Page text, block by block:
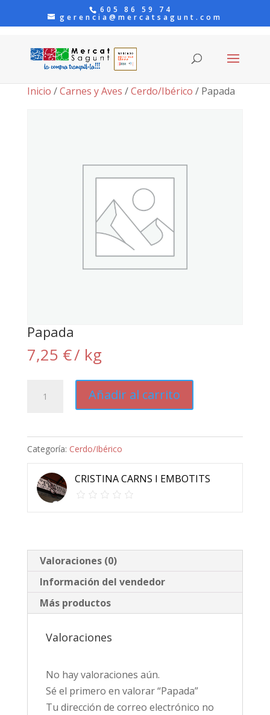
605 86 59 74
gerencia@mercatsagunt.com
Inicio /Carnes y Aves /Cerdo/Ibérico / Papada
Papada
7,25 €/ kg
cantidad
Añadir al carrito
Categoría: Cerdo/Ibérico
CRISTINA CARNS I EMBOTITS
Valoraciones (0)
Información del vendedor
Más productos
Valoraciones
No hay valoraciones aún.
Sé el primero en valorar “Papada”
Tu dirección de correo electrónico no